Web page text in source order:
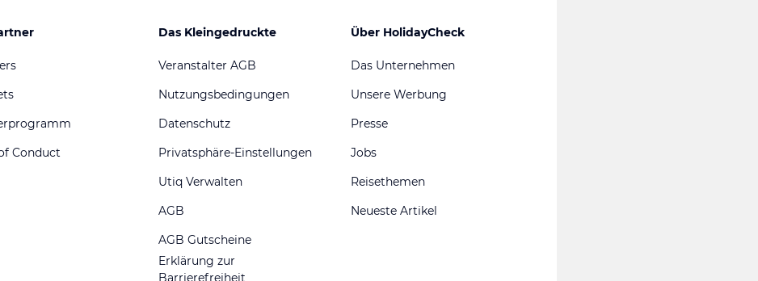
Conduct
Das Kleingedruckte
Veranstalter AGB
Nutzungsbedingungen
Datenschutz
Privatsphäre-Einstellungen
Utiq Verwalten
AGB
AGB Gutscheine
Erklärung zur
Barrierefreiheit
Über HolidayCheck
Das Unternehmen
Unsere Werbung
Presse
Jobs
Reisethemen
Neueste Artikel